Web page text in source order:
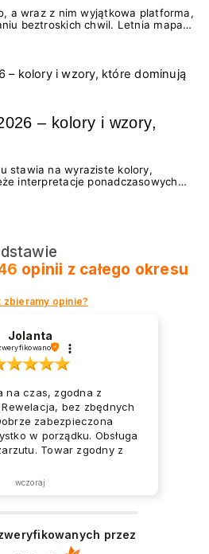
a wraz z nim wyjątkowa platforma,
beztroskich chwil. Letnia mapa
spontanicznych wyjazdów, przez
i kolekcjonowanie
przygotowaliśmy coś absolutnie
z wakacje.pl oraz dawkę
– kolory i wzory,
stawia na wyraziste kolory,
interpretacje ponadczasowych
inspirowanych wakacjami, jak
swojego manicure!
opinii z całego okresu
zbieramy opinie?
Jolanta
na czas, zgodna z
bez zbędnych
zabezpieczona
w porządku. Obsługa
Towar zgodny z
ekspresowo.
wczoraj
przez